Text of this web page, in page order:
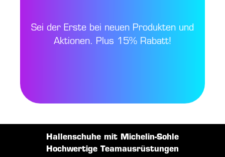
Sei der Erste bei neuen Produkten und
Aktionen. Plus 15% Rabatt!
Hallenschuhe mit Michelin-Sohle
Hochwertige Teamausrüstungen